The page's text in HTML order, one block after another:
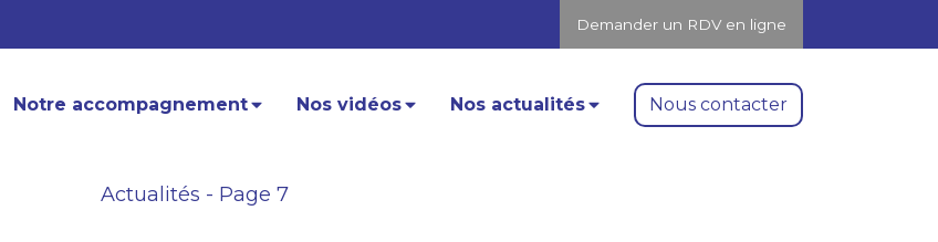
Demander un RDV en ligne
Notre accompagnement Nos vidéos Nos actualités Nous contacter
Actualités - Page 7